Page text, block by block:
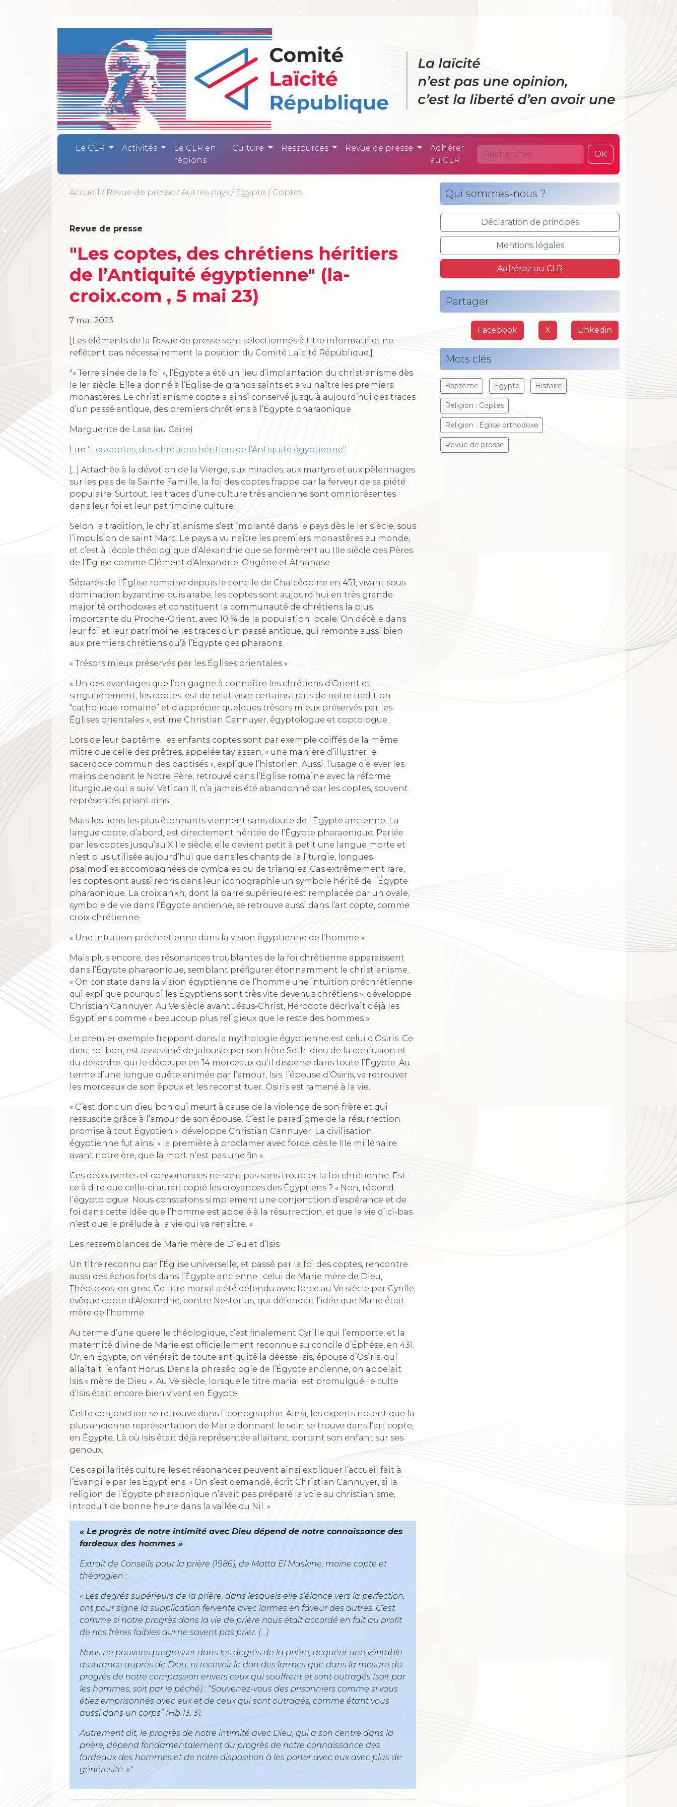
Comité Laïcité République - La laïcité
Le CLR Activités
Le CLR en
régions
Culture Ressources Revue de presse
Adhérer
au CLR
OK
Accueil / Revue de presse / Autres pays / Egypte / Coptes
Revue de presse
"Les coptes, des chrétiens héritiers
de l’Antiquité égyptienne" (la-
croix.com , 5 mai 23)
7 mai 2023
[Les éléments de la Revue de presse sont sélectionnés à titre informatif et ne
reflètent pas nécessairement la position du Comité Laïcité République.]
"« Terre aînée de la foi », l’Égypte a été un lieu d’implantation du christianisme dès
le Ier siècle. Elle a donné à l’Église de grands saints et a vu naître les premiers
monastères. Le christianisme copte a ainsi conservé jusqu’à aujourd’hui des traces
d’un passé antique, des premiers chrétiens à l’Égypte pharaonique.
Marguerite de Lasa (au Caire)
Lire "Les coptes, des chrétiens héritiers de l’Antiquité égyptienne".
[...] Attachée à la dévotion de la Vierge, aux miracles, aux martyrs et aux pèlerinages
sur les pas de la Sainte Famille, la foi des coptes frappe par la ferveur de sa piété
populaire. Surtout, les traces d’une culture très ancienne sont omniprésentes
dans leur foi et leur patrimoine culturel.
Selon la tradition, le christianisme s’est implanté dans le pays dès le Ier siècle, sous
l’impulsion de saint Marc. Le pays a vu naître les premiers monastères au monde,
et c’est à l’école théologique d’Alexandrie que se formèrent au IIIe siècle des Pères
de l’Église comme Clément d’Alexandrie, Origène et Athanase.
Séparés de l’Église romaine depuis le concile de Chalcédoine en 451, vivant sous
domination byzantine puis arabe, les coptes sont aujourd’hui en très grande
majorité orthodoxes et constituent la communauté de chrétiens la plus
importante du Proche-Orient, avec 10 % de la population locale. On décèle dans
leur foi et leur patrimoine les traces d’un passé antique, qui remonte aussi bien
aux premiers chrétiens qu’à l’Égypte des pharaons.
« Trésors mieux préservés par les Églises orientales »
« Un des avantages que l’on gagne à connaître les chrétiens d’Orient et,
singulièrement, les coptes, est de relativiser certains traits de notre tradition
“catholique romaine” et d’apprécier quelques trésors mieux préservés par les
Églises orientales », estime Christian Cannuyer, égyptologue et coptologue.
Lors de leur baptême, les enfants coptes sont par exemple coiffés de la même
mitre que celle des prêtres, appelée taylassan, « une manière d’illustrer le
sacerdoce commun des baptisés », explique l’historien. Aussi, l’usage d’élever les
mains pendant le Notre Père, retrouvé dans l’Église romaine avec la réforme
liturgique qui a suivi Vatican II, n’a jamais été abandonné par les coptes, souvent
représentés priant ainsi.
Mais les liens les plus étonnants viennent sans doute de l’Égypte ancienne. La
langue copte, d’abord, est directement héritée de l’Égypte pharaonique. Parlée
par les coptes jusqu’au XIIIe siècle, elle devient petit à petit une langue morte et
n’est plus utilisée aujourd’hui que dans les chants de la liturgie, longues
psalmodies accompagnées de cymbales ou de triangles. Cas extrêmement rare,
les coptes ont aussi repris dans leur iconographie un symbole hérité de l’Égypte
pharaonique. La croix ankh, dont la barre supérieure est remplacée par un ovale,
symbole de vie dans l’Égypte ancienne, se retrouve aussi dans l’art copte, comme
croix chrétienne.
« Une intuition préchrétienne dans la vision égyptienne de l’homme »
Mais plus encore, des résonances troublantes de la foi chrétienne apparaissent
dans l’Égypte pharaonique, semblant préfigurer étonnamment le christianisme.
« On constate dans la vision égyptienne de l’homme une intuition préchrétienne
qui explique pourquoi les Égyptiens sont très vite devenus chrétiens », développe
Christian Cannuyer. Au Ve siècle avant Jésus-Christ, Hérodote décrivait déjà les
Égyptiens comme « beaucoup plus religieux que le reste des hommes ».
Le premier exemple frappant dans la mythologie égyptienne est celui d’Osiris. Ce
dieu, roi bon, est assassiné de jalousie par son frère Seth, dieu de la confusion et
du désordre, qui le découpe en 14 morceaux qu’il disperse dans toute l’Égypte. Au
terme d’une longue quête animée par l’amour, Isis, l’épouse d’Osiris, va retrouver
les morceaux de son époux et les reconstituer. Osiris est ramené à la vie.
« C’est donc un dieu bon qui meurt à cause de la violence de son frère et qui
ressuscite grâce à l’amour de son épouse. C’est le paradigme de la résurrection
promise à tout Égyptien », développe Christian Cannuyer. La civilisation
égyptienne fut ainsi « la première à proclamer avec force, dès le IIIe millénaire
avant notre ère, que la mort n’est pas une fin ».
Ces découvertes et consonances ne sont pas sans troubler la foi chrétienne. Est-
ce à dire que celle-ci aurait copié les croyances des Égyptiens ? « Non, répond
l’égyptologue. Nous constatons simplement une conjonction d’espérance et de
foi dans cette idée que l’homme est appelé à la résurrection, et que la vie d’ici-bas
n’est que le prélude à la vie qui va renaître. »
Les ressemblances de Marie mère de Dieu et d’Isis
Un titre reconnu par l’Église universelle, et passé par la foi des coptes, rencontre
aussi des échos forts dans l’Égypte ancienne : celui de Marie mère de Dieu,
Théotokos, en grec. Ce titre marial a été défendu avec force au Ve siècle par Cyrille,
évêque copte d’Alexandrie, contre Nestorius, qui défendait l’idée que Marie était
mère de l’homme.
Au terme d’une querelle théologique, c’est finalement Cyrille qui l’emporte, et la
maternité divine de Marie est officiellement reconnue au concile d’Éphèse, en 431.
Or, en Égypte, on vénérait de toute antiquité la déesse Isis, épouse d’Osiris, qui
allaitait l’enfant Horus. Dans la phraséologie de l’Égypte ancienne, on appelait
Isis « mère de Dieu ». Au Ve siècle, lorsque le titre marial est promulgué, le culte
d’Isis était encore bien vivant en Égypte.
Cette conjonction se retrouve dans l’iconographie. Ainsi, les experts notent que la
plus ancienne représentation de Marie donnant le sein se trouve dans l’art copte,
en Égypte. Là où Isis était déjà représentée allaitant, portant son enfant sur ses
genoux.
Ces capillarités culturelles et résonances peuvent ainsi expliquer l’accueil fait à
l’Évangile par les Égyptiens. « On s’est demandé, écrit Christian Cannuyer, si la
religion de l’Égypte pharaonique n’avait pas préparé la voie au christianisme,
introduit de bonne heure dans la vallée du Nil. »
« Le progrès de notre intimité avec Dieu dépend de notre connaissance des
fardeaux des hommes »
Extrait de Conseils pour la prière (1986), de Matta El Maskine, moine copte et
théologien :
« Les degrés supérieurs de la prière, dans lesquels elle s’élance vers la perfection,
ont pour signe la supplication fervente avec larmes en faveur des autres. C’est
comme si notre progrès dans la vie de prière nous était accordé en fait au profit
de nos frères faibles qui ne savent pas prier. (…)
Nous ne pouvons progresser dans les degrés de la prière, acquérir une véritable
assurance auprès de Dieu, ni recevoir le don des larmes que dans la mesure du
progrès de notre compassion envers ceux qui souffrent et sont outragés (soit par
les hommes, soit par le péché) : “Souvenez-vous des prisonniers comme si vous
étiez emprisonnés avec eux et de ceux qui sont outragés, comme étant vous
aussi dans un corps” (Hb 13, 3).
Autrement dit, le progrès de notre intimité avec Dieu, qui a son centre dans la
prière, dépend fondamentalement du progrès de notre connaissance des
fardeaux des hommes et de notre disposition à les porter avec eux avec plus de
générosité. »"
Qui sommes-nous ?
Déclaration de principes
Mentions légales
Adhérez au CLR
Partager
Facebook X Linkedin
Mots clés
Baptême Egypte Histoire
Religion : Coptes
Religion : Eglise orthodoxe
Revue de presse